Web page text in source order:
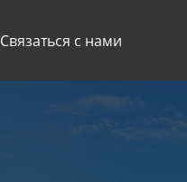
Связаться с нами